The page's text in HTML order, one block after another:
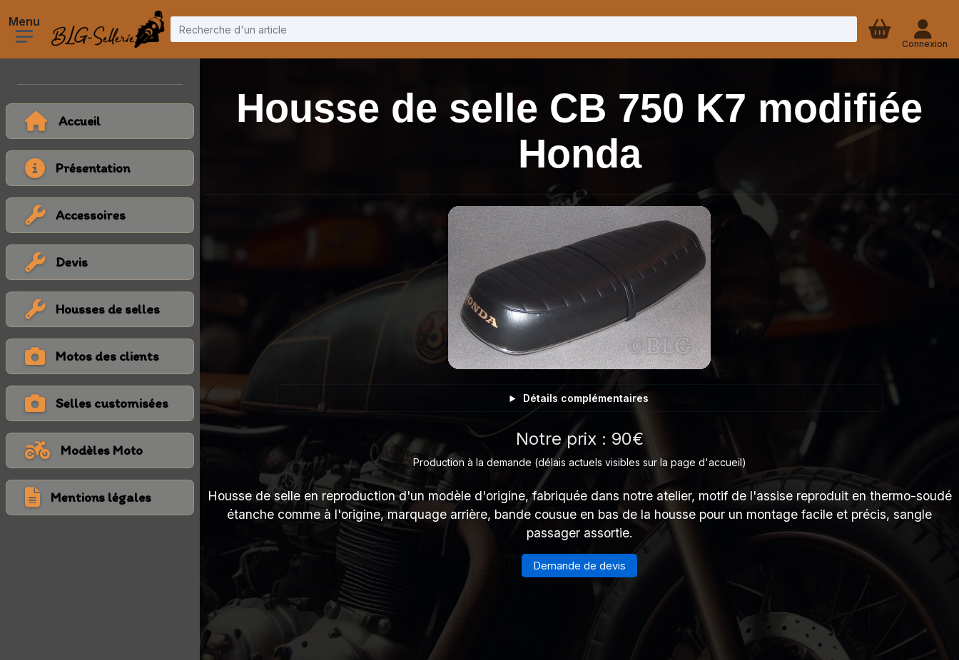
Accueil
Présentation
Accessoires
Devis
Housses de selles
Motos des clients
Selles customisées
Modèles Moto
Mentions légales
Connexion
Housse de selle CB 750 K7 modifiée
Honda
Détails complémentaires
Notre prix : 90€
Production à la demande (délais actuels visibles sur la page d'accueil)
Housse de selle en reproduction d'un modèle d'origine, fabriquée dans notre atelier, motif de l'assise reproduit en thermo-soudé
étanche comme à l'origine, marquage arrière, bande cousue en bas de la housse pour un montage facile et précis, sangle
passager assortie.
Demande de devis